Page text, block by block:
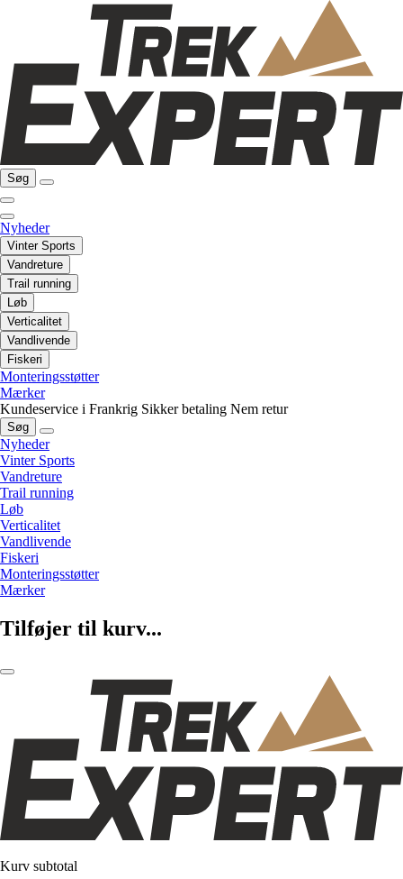
Søg
Nyheder
Vinter Sports
Vandreture
Trail running
Løb
Verticalitet
Vandlivende
Fiskeri
Monteringsstøtter
Mærker
Kundeservice i Frankrig Sikker betaling Nem retur
Søg
Nyheder
Vinter Sports
Vandreture
Trail running
Løb
Verticalitet
Vandlivende
Fiskeri
Monteringsstøtter
Mærker
Tilføjer til kurv...
Kurv subtotal